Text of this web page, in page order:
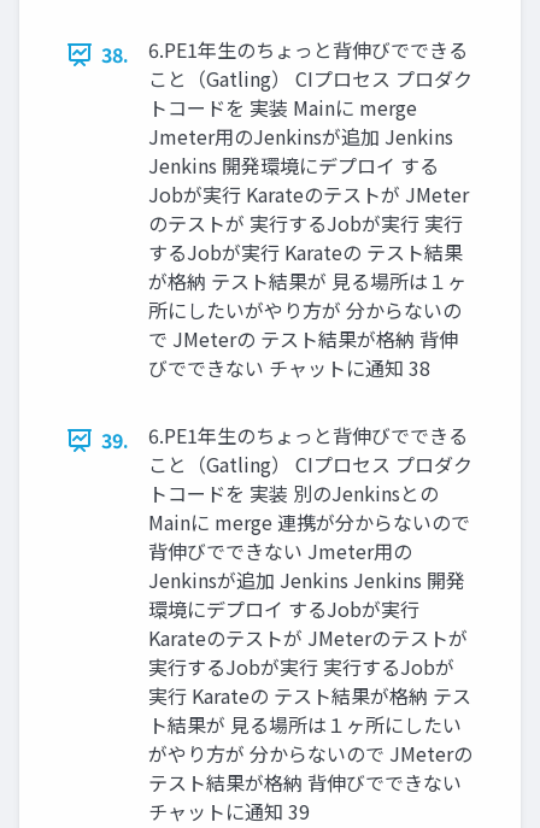
38.
6.PE1年生のちょっと背伸びでできる
こと（Gatling） CIプロセス プロダク
トコードを 実装 Mainに merge
Jmeter用のJenkinsが追加 Jenkins
Jenkins 開発環境にデプロイ する
Jobが実行 Karateのテストが JMeter
のテストが 実行するJobが実行 実行
するJobが実行 Karateの テスト結果
が格納 テスト結果が 見る場所は１ヶ
所にしたいがやり方が 分からないの
で JMeterの テスト結果が格納 背伸
びでできない チャットに通知 38
39.
6.PE1年生のちょっと背伸びでできる
こと（Gatling） CIプロセス プロダク
トコードを 実装 別のJenkinsとの
Mainに merge 連携が分からないので
背伸びでできない Jmeter用の
Jenkinsが追加 Jenkins Jenkins 開発
環境にデプロイ するJobが実行
Karateのテストが JMeterのテストが
実行するJobが実行 実行するJobが
実行 Karateの テスト結果が格納 テス
ト結果が 見る場所は１ヶ所にしたい
がやり方が 分からないので JMeterの
テスト結果が格納 背伸びでできない
チャットに通知 39